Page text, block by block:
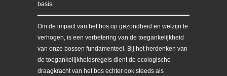
basis.
Om de impact van het bos op gezondheid en welzijn te
verhogen, is een verbetering van de toegankelijkheid
van onze bossen fundamenteel. Bij het herdenken van
de toegankelijkheidsregels dient de ecologische
draagkracht van het bos echter ook steeds als